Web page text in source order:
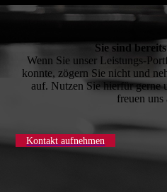
Sie sind
Wenn Sie unser Leistungs-
konnte, zögern Sie nicht und
auf. Nutzen Sie hierfür gerne
freuen uns
Kontakt aufnehmen